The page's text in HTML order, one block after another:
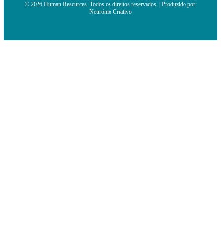
© 2026 Human Resources. Todos os direitos reservados. | Produzido por:
Neurónio Criativo